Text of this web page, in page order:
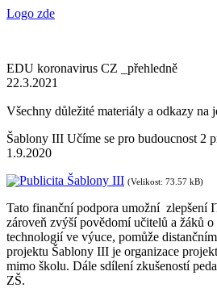
Logo zde
EDU koronavirus CZ _přehledně
22.3.2021
Všechny důležité materiály a odkazy na
Šablony III Učíme se pro budoucnost 2
1.9.2020
Publicita Šablony III (Velikost: 73.57 kB)
Tato finanční podpora umožní zlepšení
zároveň zvýší povědomí učitelů a žáků
technologií ve výuce, pomůže
projektu Šablony III je organizace
mimo školu. Dále sdílení zkušeností
ZŠ.